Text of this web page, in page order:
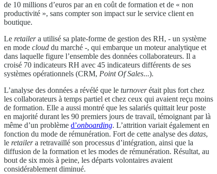
de 10 millions d’euros par an en coût de formation et de « non
productivité », sans compter son impact sur le service client en
boutique.
Le retailera utilisé sa plate-forme de gestion des RH, - un système
en mode cloud du marché -, qui embarque un moteur analytique et
dans laquelle figure l’ensemble des données collaborateurs. Il a
croisé 70 indicateurs RH avec 45 indicateurs différents de ses
systèmes opérationnels (CRM, Point Of Sales...).
L’analyse des données a révélé que le turnoverétait plus fort chez
les collaborateurs à temps partiel et chez ceux qui avaient reçu moins
de formation. Elle a aussi montré que les salariés quittait leur poste
en majorité durant les 90 premiers jours de travail, témoignant par là
même d’un problème d’onboarding. L’attrition variait également en
fonction du mode de rémunération. Fort de cette analyse des datas,
le retailera retravaillé son processus d’intégration, ainsi que la
diffusion de la formation et les modes de rémunération. Résultat, au
bout de six mois à peine, les départs volontaires avaient
considérablement diminué.